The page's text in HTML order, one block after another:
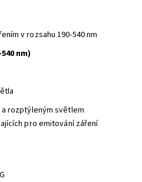
v rozsahu190-540 nm
nm)
rozptýleným světlem
pro emitování záření